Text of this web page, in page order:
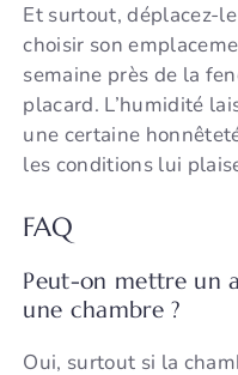
Et surtout, déplacez-
choisir son
semaine près de la
placard. L’humidité
une certaine
les conditions lui
FAQ
Peut-on mettre un
une chambre ?
Oui, surtout si la